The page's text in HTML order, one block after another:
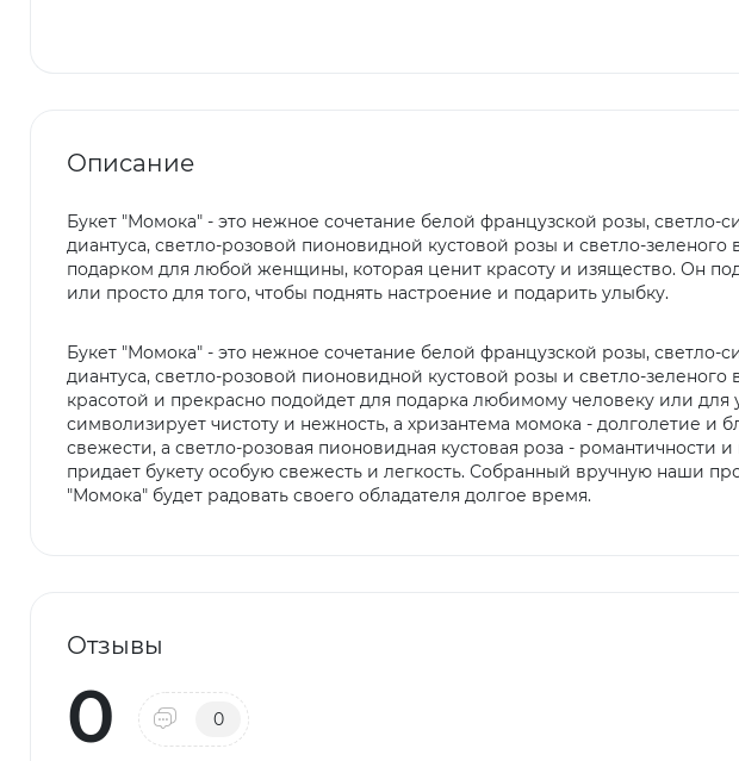
Описание
Букет "Момока" - это нежное сочетание белой французской розы, светло-
диантуса, светло-розовой пионовидной кустовой розы и светло-зеленого
подарком для любой женщины, которая ценит красоту и изящество. Он
или просто для того, чтобы поднять настроение и подарить улыбку.
Букет "Момока" - это нежное сочетание белой французской розы, светло-
диантуса, светло-розовой пионовидной кустовой розы и светло-
красотой и прекрасно подойдет для подарка любимому человеку или для
символизирует чистоту и нежность, а хризантема момока - долголетие и
свежести, а светло-розовая пионовидная кустовая роза - романтичности
придает букету особую свежесть и легкость. Собранный вручную наши
"Момока" будет радовать своего обладателя долгое время.
Отзывы
0 0